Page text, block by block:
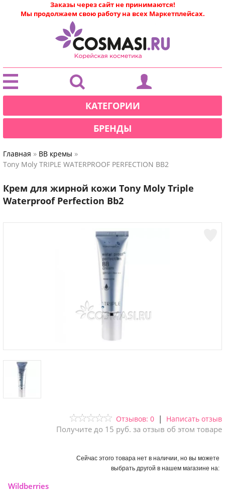
|
Заказы через сайт не принимаются!
Мы продолжаем свою работу на всех Маркетплейсах.
КАТЕГОРИИ
БРЕНДЫ
Главная » BB кремы »
Tony Moly TRIPLE WATERPROOF PERFECTION BB2
Крем для жирной кожи Tony Moly Triple
Waterproof Perfection Bb2
Отзывов: 0 | Написать отзыв
Получите до 15 руб. за отзыв об этом товаре
Сейчас этого товара нет в наличии, но вы можете
выбрать другой в нашем магазине на:
Wildberries